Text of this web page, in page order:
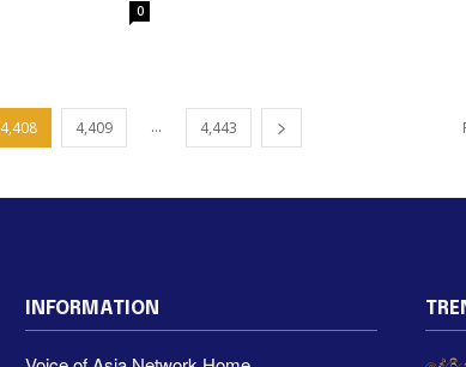
0
4,408 4,409 ... 4,443
INFORMATION